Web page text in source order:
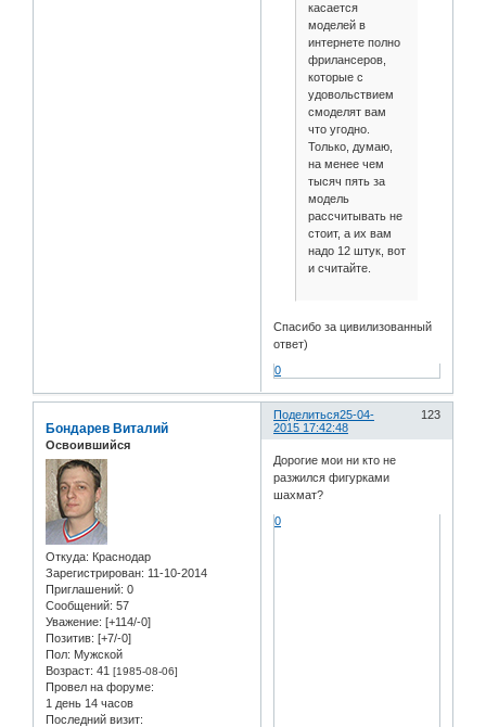
касается
моделей в
интернете полно
фрилансеров,
которые с
удовольствием
смоделят вам
что угодно.
Только, думаю,
на менее чем
тысяч пять за
модель
рассчитывать не
стоит, а их вам
надо 12 штук, вот
и считайте.
Спасибо за цивилизованный
ответ)
0
Поделиться 123
25-04-
2015 17:42:48
Бондарев Виталий
Освоившийся
Откуда: Краснодар
Зарегистрирован: 11-10-2014
Приглашений: 0
Сообщений: 57
Уважение: [+114/-0]
Позитив: [+7/-0]
Пол: Мужской
Возраст: 41 [1985-08-06]
Провел на форуме:
1 день 14 часов
Последний визит:
Дорогие мои ни кто не
разжился фигурками
шахмат?
0